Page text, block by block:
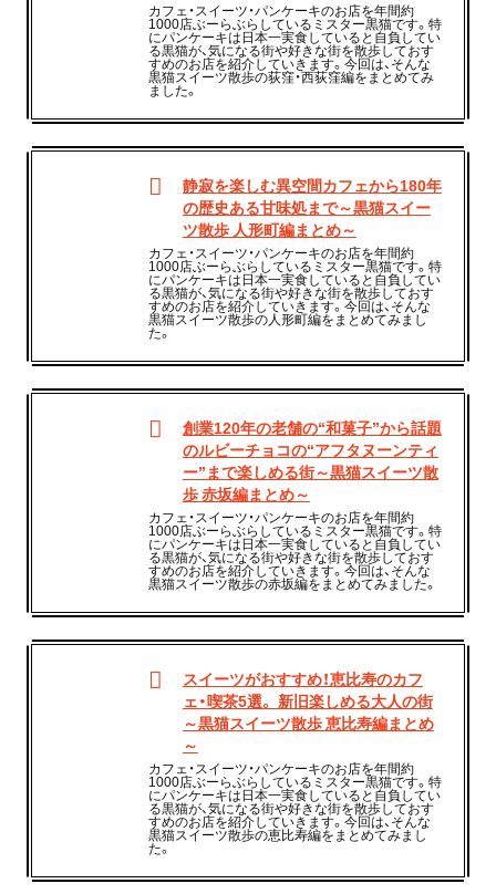
カフェ・スイーツ・パンケーキのお店を年間約
1000店ぶーらぶらしているミスター黒猫です。特
にパンケーキは日本一実食していると自負してい
る黒猫が、気になる街や好きな街を散歩しておす
すめのお店を紹介していきます。今回は、そんな
黒猫スイーツ散歩の荻窪・西荻窪編をまとめてみ
ました。
静寂を楽しむ異空間カフェから180年
の歴史ある甘味処まで～黒猫スイー
ツ散歩 人形町編まとめ～
カフェ・スイーツ・パンケーキのお店を年間約
1000店ぶーらぶらしているミスター黒猫です。特
にパンケーキは日本一実食していると自負してい
る黒猫が、気になる街や好きな街を散歩しておす
すめのお店を紹介していきます。今回は、そんな
黒猫スイーツ散歩の人形町編をまとめてみまし
た。
創業120年の老舗の“和菓子”から話題
のルビーチョコの“アフタヌーンティ
ー”まで楽しめる街～黒猫スイーツ散
歩 赤坂編まとめ～
カフェ・スイーツ・パンケーキのお店を年間約
1000店ぶーらぶらしているミスター黒猫です。特
にパンケーキは日本一実食していると自負してい
る黒猫が、気になる街や好きな街を散歩しておす
すめのお店を紹介していきます。今回は、そんな
黒猫スイーツ散歩の赤坂編をまとめてみました。
スイーツがおすすめ！恵比寿のカフ
ェ・喫茶5選。 新旧楽しめる大人の街
～黒猫スイーツ散歩 恵比寿編まとめ
～
カフェ・スイーツ・パンケーキのお店を年間約
1000店ぶーらぶらしているミスター黒猫です。特
にパンケーキは日本一実食していると自負してい
る黒猫が、気になる街や好きな街を散歩しておす
すめのお店を紹介していきます。今回は、そんな
黒猫スイーツ散歩の恵比寿編をまとめてみまし
た。